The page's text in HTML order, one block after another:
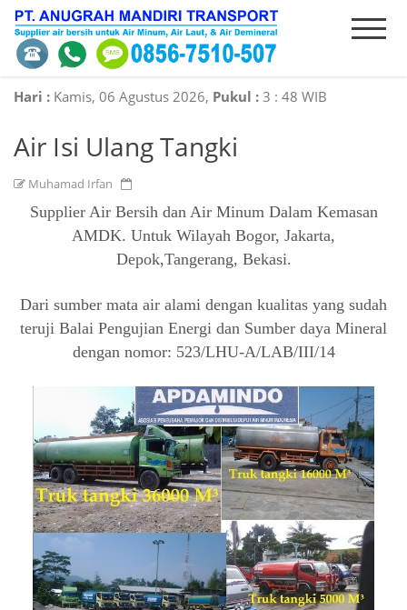
HOME INTRODUCE PRODUCT ORDER
SERVICES CONTACT
Hari : Kamis, 06 Agustus 2026, Pukul : 3 : 48 WIB
Air Isi Ulang Tangki
Muhamad Irfan
Supplier Air Bersih dan Air Minum Dalam Kemasan
AMDK. Untuk Wilayah Bogor, Jakarta,
Depok,Tangerang, Bekasi.
Dari sumber mata air alami dengan kualitas yang sudah
teruji Balai Pengujian Energi dan Sumber daya Mineral
dengan nomor: 523/LHU-A/LAB/III/14